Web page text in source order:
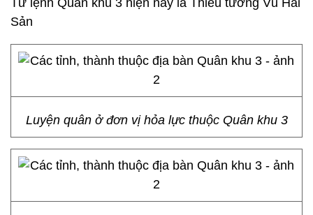
Tư lệnh Quân khu 3 hiện nay là Thiếu tướng Vũ Hải
Sản
Luyện quân ở đơn vị hỏa lực thuộc Quân khu 3